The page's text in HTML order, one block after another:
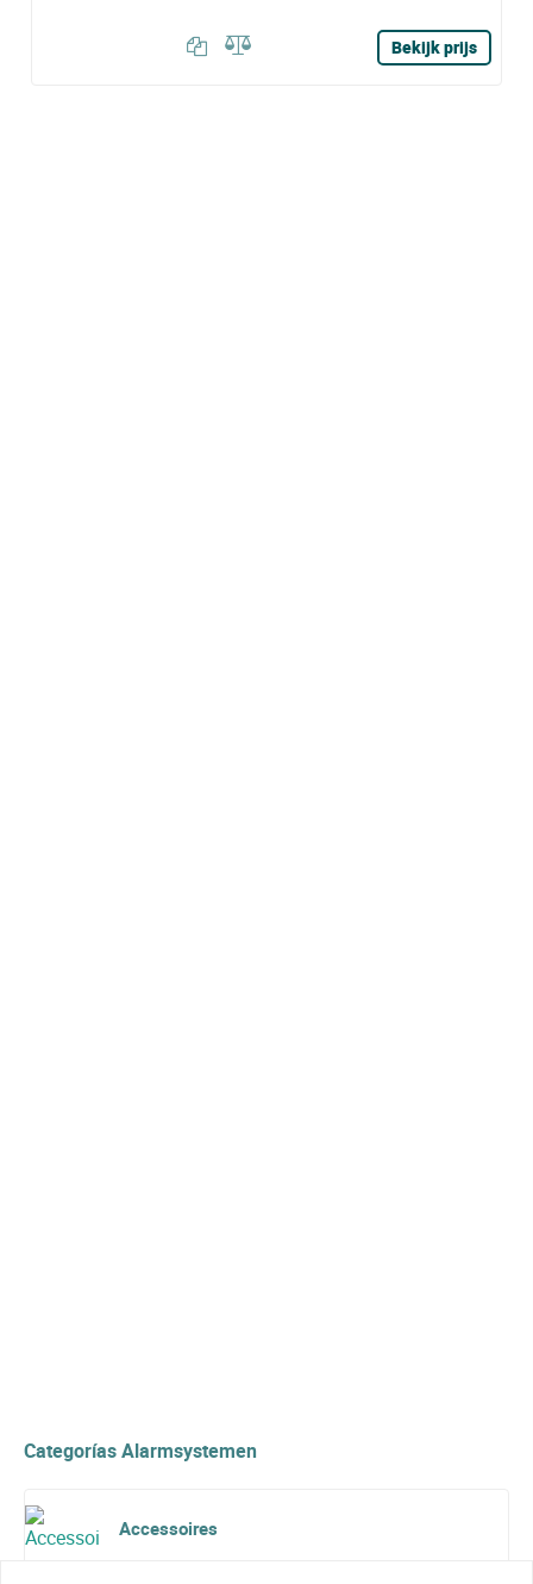
Bekijk prijs
Categorías Alarmsystemen
Accessoires